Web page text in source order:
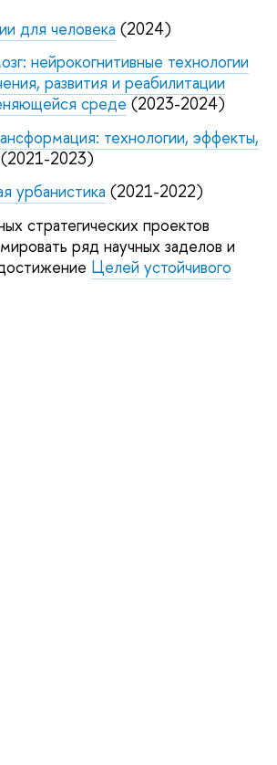
для человека (2024)
нейрокогнитивные технологии
развития и реабилитации
среде (2023-2024)
технологии, эффекты,
(2021-2023)
урбанистика (2021-2022)
стратегических проектов
ряд научных заделов и
Целей устойчивого